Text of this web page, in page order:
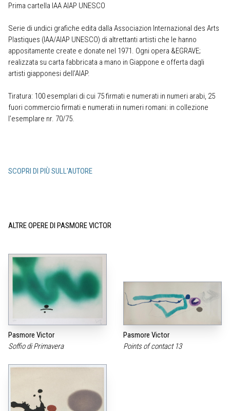
Prima cartella IAA AIAP UNESCO
Serie di undici grafiche edita dalla Associazion Internazional des Arts
Plastiques (IAA/AIAP UNESCO) di altrettanti artisti che le hanno
appositamente create e donate nel 1971. Ogni opera &EGRAVE;
realizzata su carta fabbricata a mano in Giappone e offerta dagli
artisti giapponesi dell’AIAP.
Tiratura: 100 esemplari di cui 75 firmati e numerati in numeri arabi, 25
fuori commercio firmati e numerati in numeri romani: in collezione
l’esemplare nr. 70/75.
SCOPRI DI PIÙ SULL'AUTORE
ALTRE OPERE DI PASMORE VICTOR
Pasmore Victor
Soffio di Primavera
Pasmore Victor
Points of contact 13